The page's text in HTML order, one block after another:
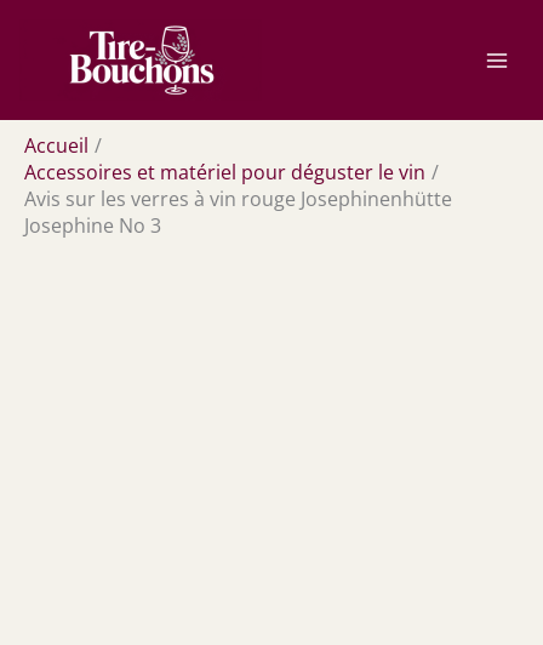
contenu
Accueil
Accessoires et matériel pour déguster le vin
Avis sur les verres à vin rouge Josephinenhütte
Josephine No 3